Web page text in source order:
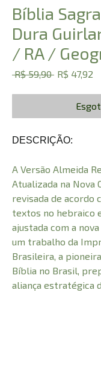
Bíblia
Dura
/ RA /
R$ 59,90 Preço
R$ 47,92
DESCRIÇÃO:
A Versão Almeida
Atualizada na Nova
revisada de acordo
textos no hebraico
ajustada com a
um trabalho da
Brasileira, a
Bíblia no Brasil,
aliança estratégica